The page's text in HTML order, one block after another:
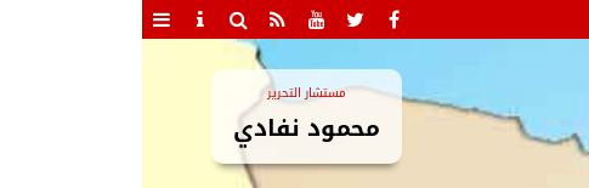
مستشار التحرير
محمود نفادي